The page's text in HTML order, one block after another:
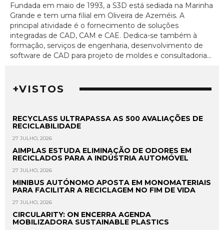
Fundada em maio de 1993, a S3D está sediada na Marinha
Grande e tem uma filial em Oliveira de Azeméis. A
principal atividade é o fornecimento de soluções
integradas de CAD, CAM e CAE. Dedica-se também à
formação, serviços de engenharia, desenvolvimento de
software de CAD para projeto de moldes e consultadoria...
+VISTOS
RECYCLASS ULTRAPASSA AS 500 AVALIAÇÕES DE
RECICLABILIDADE
27 JULHO, 2026
AIMPLAS ESTUDA ELIMINAÇÃO DE ODORES EM
RECICLADOS PARA A INDÚSTRIA AUTOMÓVEL
27 JULHO, 2026
MINIBUS AUTÓNOMO APOSTA EM MONOMATERIAIS
PARA FACILITAR A RECICLAGEM NO FIM DE VIDA
27 JULHO, 2026
CIRCULARITY: ON ENCERRA AGENDA
MOBILIZADORA SUSTAINABLE PLASTICS